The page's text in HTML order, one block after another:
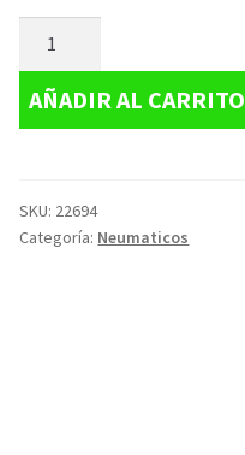
AÑADIR AL CARRITO
SKU: 22694
Categoría: Neumaticos